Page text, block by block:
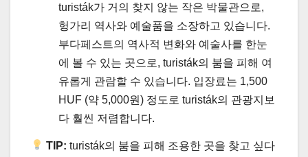
turisták가 거의 찾지 않는 작은 박물관으로,
헝가리 역사와 예술품을 소장하고 있습니다.
부다페스트의 역사적 변화와 예술사를 한눈
에 볼 수 있는 곳으로, turisták의 붐을 피해 여
유롭게 관람할 수 있습니다. 입장료는 1,500
HUF (약 5,000원) 정도로 turisták의 관광지보
다 훨씬 저렴합니다.
TIP: turisták의 붐을 피해 조용한 곳을 찾고 싶다